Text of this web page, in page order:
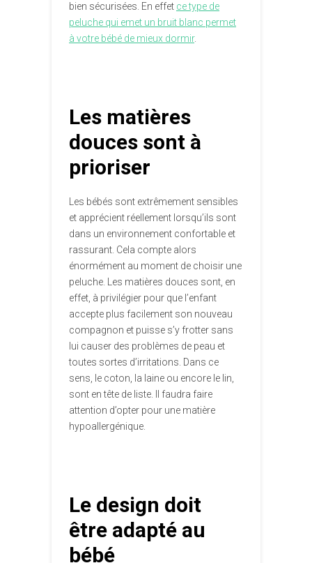
bien sécurisées. En effet ce type de
peluche qui emet un bruit blanc permet
à votre bébé de mieux dormir.
Les matières
douces sont à
prioriser
Les bébés sont extrêmement sensibles
et apprécient réellement lorsqu’ils sont
dans un environnement confortable et
rassurant. Cela compte alors
énormément au moment de choisir une
peluche. Les matières douces sont, en
effet, à privilégier pour que l’enfant
accepte plus facilement son nouveau
compagnon et puisse s’y frotter sans
lui causer des problèmes de peau et
toutes sortes d’irritations. Dans ce
sens, le coton, la laine ou encore le lin,
sont en tête de liste. Il faudra faire
attention d’opter pour une matière
hypoallergénique.
Le design doit
être adapté au
bébé